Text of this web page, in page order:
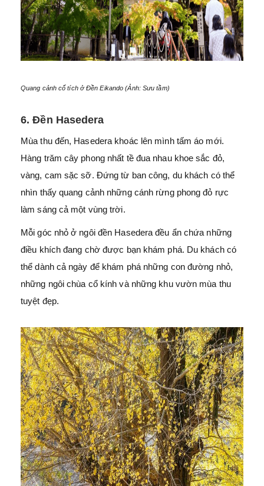
Quang cảnh cổ tích ở Đền Eikando (Ảnh: Sưu tầm)
6. Đền Hasedera
Mùa thu đến, Hasedera khoác lên mình tấm áo mới.
Hàng trăm cây phong nhất tề đua nhau khoe sắc đỏ,
vàng, cam sặc sỡ. Đứng từ ban công, du khách có thể
nhìn thấy quang cảnh những cánh rừng phong đỏ rực
làm sáng cả một vùng trời.
Mỗi góc nhỏ ở ngôi đền Hasedera đều ẩn chứa những
điều khích đang chờ được bạn khám phá. Du khách có
thể dành cả ngày để khám phá những con đường nhỏ,
những ngôi chùa cổ kính và những khu vườn mùa thu
tuyệt đẹp.